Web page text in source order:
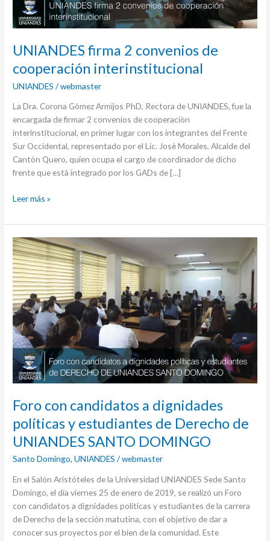
UNIANDES firma 2 convenios de
cooperación interinstitucional
UNIANDES /webmaster
La Dra. Corona Gòmez Armijos PhD, Rectora de UNIANDES, fue la
encargada de firmar 2 convenios de cooperaciòn
interinstitucional, en primer lugar con los integrantes del Frente
Sur Occidental, representado por el Lic. Josè Morales, Alcalde del
Cantòn Quero, quien ocupa el cargo de coordinador de dicho
frente que està integrado por los GADs de […]
Leer más »
Foro con candidatos a dignidades
políticas y estudiantes de Derecho de
UNIANDES SANTO DOMINGO
Santo Domingo,UNIANDES /webmaster
En el Salón Aristóteles de la Universidad UNIANDES Sede Santo
Domingo, el día viernes 25 de enero de 2019, se realizó un Foro
con candidatos a dignidades políticas y estudiantes de la carrera
de Derecho de la sección matutina, con el objetivo de dar a
conocer sus proyectos por el bien de la comunidad. Este
Foro
con
candidatos
a
dignidades
políticas
y
estudiantes
de
Derecho
de
SANTO